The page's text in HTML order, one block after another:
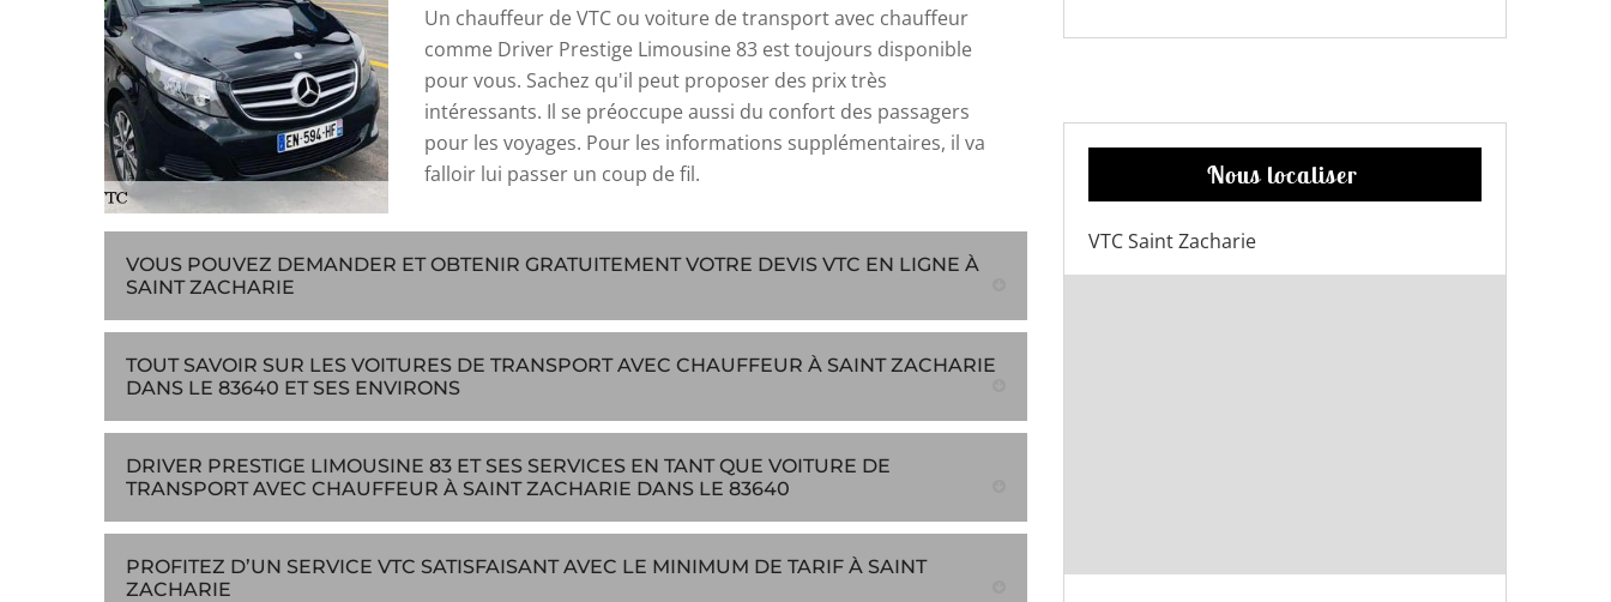
Un chauffeur de VTC ou voiture de transport avec chauffeur
comme Driver Prestige Limousine 83 est toujours disponible
pour vous. Sachez qu'il peut proposer des prix très
intéressants. Il se préoccupe aussi du confort des passagers
pour les voyages. Pour les informations supplémentaires, il va
falloir lui passer un coup de fil.
VOUS POUVEZ DEMANDER ET OBTENIR GRATUITEMENT VOTRE DEVIS VTC EN LIGNE À
SAINT ZACHARIE
TOUT SAVOIR SUR LES VOITURES DE TRANSPORT AVEC CHAUFFEUR À SAINT ZACHARIE
DANS LE 83640 ET SES ENVIRONS
DRIVER PRESTIGE LIMOUSINE 83 ET SES SERVICES EN TANT QUE VOITURE DE
TRANSPORT AVEC CHAUFFEUR À SAINT ZACHARIE DANS LE 83640
PROFITEZ D’UN SERVICE VTC SATISFAISANT AVEC LE MINIMUM DE TARIF À SAINT
ZACHARIE
Nous localiser
VTC Saint Zacharie